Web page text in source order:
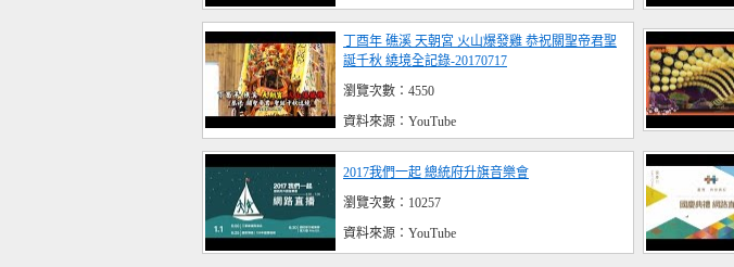
丁酉年 礁溪 天朝宮 火山爆發雞 恭祝關聖帝君聖
誕千秋 繞境全記錄-20170717
瀏覽次數：4550
資料來源：YouTube
2017我們一起 總統府升旗音樂會
瀏覽次數：10257
資料來源：YouTube